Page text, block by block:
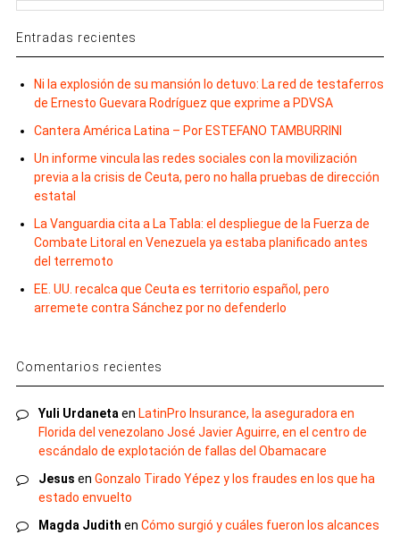
Entradas recientes
Ni la explosión de su mansión lo detuvo: La red de testaferros
de Ernesto Guevara Rodríguez que exprime a PDVSA
Cantera América Latina – Por ESTEFANO TAMBURRINI
Un informe vincula las redes sociales con la movilización
previa a la crisis de Ceuta, pero no halla pruebas de dirección
estatal
La Vanguardia cita a La Tabla: el despliegue de la Fuerza de
Combate Litoral en Venezuela ya estaba planificado antes
del terremoto
EE. UU. recalca que Ceuta es territorio español, pero
arremete contra Sánchez por no defenderlo
Comentarios recientes
Yuli Urdaneta en LatinPro Insurance, la aseguradora en
Florida del venezolano José Javier Aguirre, en el centro de
escándalo de explotación de fallas del Obamacare
Jesus en Gonzalo Tirado Yépez y los fraudes en los que ha
estado envuelto
Magda Judith en Cómo surgió y cuáles fueron los alcances